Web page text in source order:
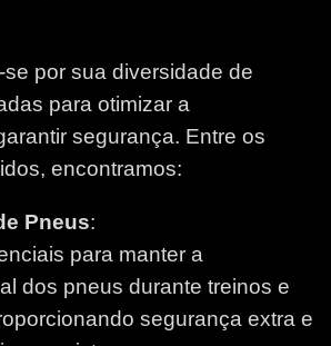
por sua diversidade de
para otimizar a
segurança. Entre os
encontramos:
Pneus:
para manter a
dos pneus durante treinos e
segurança extra e